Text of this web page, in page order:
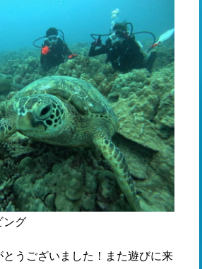
ング
うございました！また遊びに来